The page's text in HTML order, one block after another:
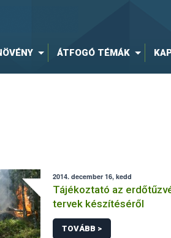
ÁTFOGÓ TÉMÁK
2014. december 16, kedd
Tájékoztató az
tervek készítéséről
TOVÁBB >